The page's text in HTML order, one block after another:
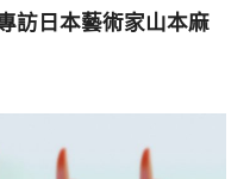
訪日本藝術家山本麻